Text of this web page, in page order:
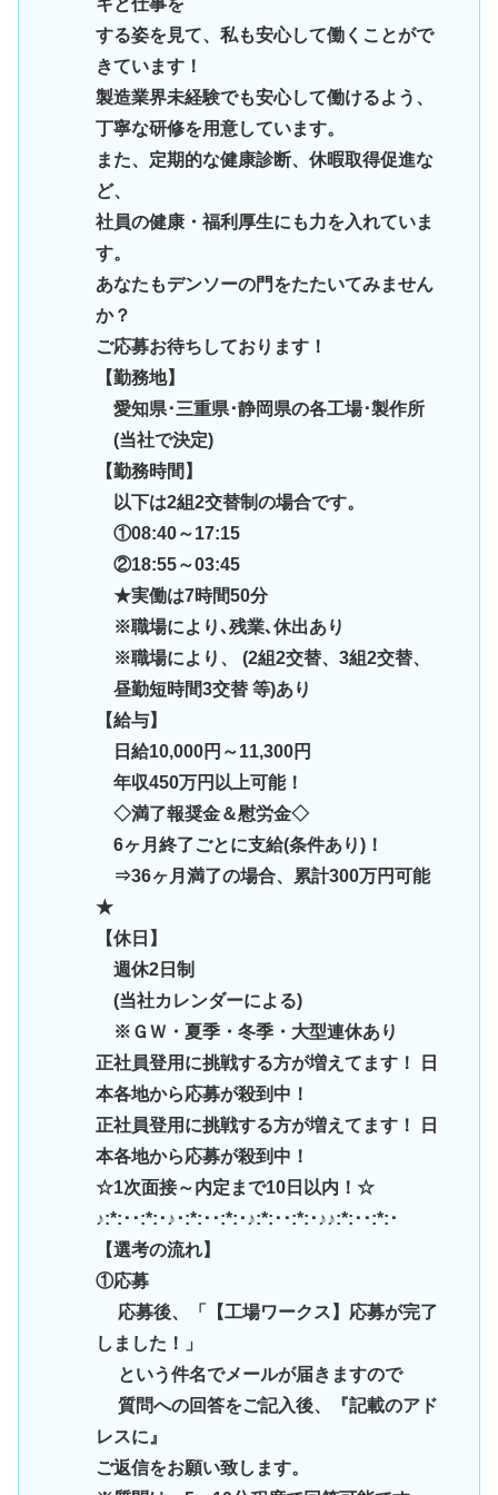
する姿を見て、私も安心して働くことがで
きています！
製造業界未経験でも安心して働けるよう、
丁寧な研修を用意しています。
また、定期的な健康診断、休暇取得促進な
ど、
社員の健康・福利厚生にも力を入れていま
す。
あなたもデンソーの門をたたいてみません
か？
ご応募お待ちしております！
【勤務地】
愛知県･三重県･静岡県の各工場･製作所
(当社で決定)
【勤務時間】
以下は2組2交替制の場合です。
①08:40～17:15
②18:55～03:45
★実働は7時間50分
※職場により､残業､休出あり
※職場により、 (2組2交替、3組2交替、
昼勤短時間3交替 等)あり
【給与】
日給10,000円～11,300円
年収450万円以上可能！
◇満了報奨金＆慰労金◇
6ヶ月終了ごとに支給(条件あり)！
⇒36ヶ月満了の場合、累計300万円可能
★
【休日】
週休2日制
(当社カレンダーによる)
※ＧＷ・夏季・冬季・大型連休あり
正社員登用に挑戦する方が増えてます！ 日
本各地から応募が殺到中！
正社員登用に挑戦する方が増えてます！ 日
本各地から応募が殺到中！
☆1次面接～内定まで10日以内！☆
♪:*:･･:*:･♪･:*:･･:*:･♪:*:･･:*:･♪♪:*:･･:*:･
【選考の流れ】
①応募
応募後、「【工場ワークス】応募が完了
しました！」
という件名でメールが届きますので
質問への回答をご記入後、『記載のアド
レスに』
ご返信をお願い致します。